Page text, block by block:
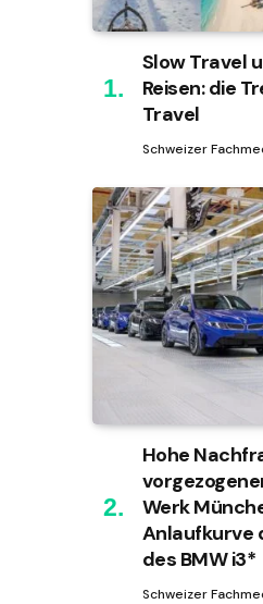
Slow Travel
Reisen: die
Travel
Schweizer
Hohe
Werk
Anlaufkurve
des BMW i3*
Schweizer